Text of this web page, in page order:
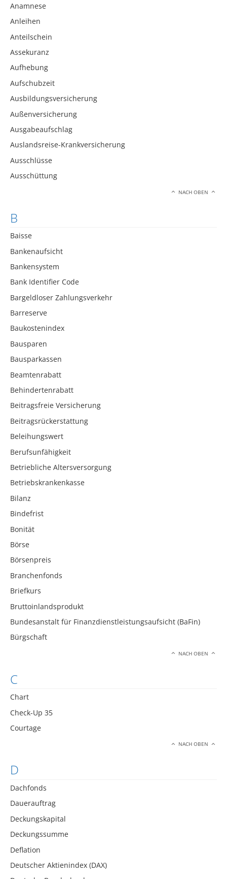
Anamnese
Anleihen
Anteilschein
Assekuranz
Aufhebung
Aufschubzeit
Ausbildungsversicherung
Außenversicherung
Ausgabeaufschlag
Auslandsreise-Krankversicherung
Ausschlüsse
Ausschüttung
NACH OBEN
B
Baisse
Bankenaufsicht
Bankensystem
Bank Identifier Code
Bargeldloser Zahlungsverkehr
Barreserve
Baukostenindex
Bausparen
Bausparkassen
Beamtenrabatt
Behindertenrabatt
Beitragsfreie Versicherung
Beitragsrückerstattung
Beleihungswert
Berufsunfähigkeit
Betriebliche Altersversorgung
Betriebskrankenkasse
Bilanz
Bindefrist
Bonität
Börse
Börsenpreis
Branchenfonds
Briefkurs
Bruttoinlandsprodukt
Bundesanstalt für Finanzdienstleistungsaufsicht (BaFin)
Bürgschaft
NACH OBEN
C
Chart
Check-Up 35
Courtage
NACH OBEN
D
Dachfonds
Dauerauftrag
Deckungskapital
Deckungssumme
Deflation
Deutscher Aktienindex (DAX)